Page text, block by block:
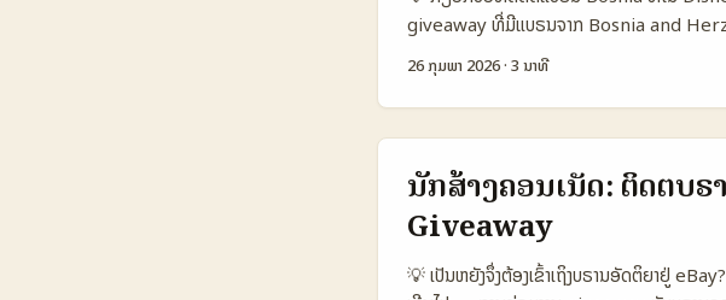
ບັນທຶກທີ່ຕ່ຳກວ່າບຣານສາກົນ; ບຣານສາກົນຊື່ດີມັກມີ
ຂອງຕົວເອງໃຫ້ກັບກຸ່ມເປົ້າໝາຍທີ່ເຫັນຄ່າທີ່ຊັດເຈນ. ...
giveaway ທີ່ມີແບຣນຈາກ Bosnia and
— ແຕ່ກໍບໍ່ໄດ້ເປັນໄລຍະໄປໃນເສັ້ນ. ບົດຄວາມນີ້ຈະ
ຕິດຕໍ່, ການສ້າງສ່ວນປະສົບຜົນ, ແລະເຄື່ອງມືທີ່
ເລີ່ມ: ການເຂົ້າໃຈວ່າແບຣນທ່ານຈະຕ້ອງການຫຍັ
ຊັດເຈນ (ເຊັ່ນ local storytelling ຫຼື
ຂອງແບຣນ. ໃນສ່ວນນີ້ ຂ້ອຍຈະນໍາໃຈຈາກການ
ຄວາມແຕກຕ່າງຂອງ influencer challenges
ທ່ານເຮັດໄດ້ຖືກປັບໃຫ້ຢູ່ໃນການເຮັດເລື່ອງທ່ານເ
ປະສົບການສາກົນເປັນພາສາທ້ອງຖິ່ນ. ...
26 ກຸມພາ 2026·3 ນາທີ
ນັກສ້າງຄອນເນັດ: ຕິດຕໍ່ບຣ
Giveaway
💡 ເປັນຫຍັງຈຶ່ງຕ້ອງເຂົ້າເຖິງບຣານອັດຕິຍາຢູ່